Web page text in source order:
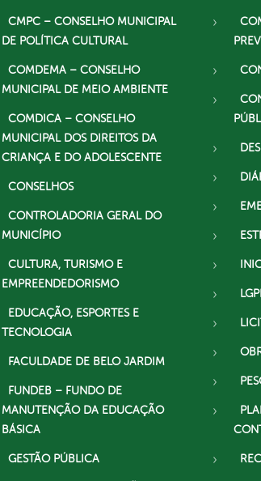
CMPC – CONSELHO MUNICIPAL
DE POLÍTICA CULTURAL
COMDEMA – CONSELHO
MUNICIPAL DE MEIO AMBIENTE
COMDICA – CONSELHO
MUNICIPAL DOS DIREITOS DA
CRIANÇA E DO ADOLESCENTE
CONSELHOS
CONTROLADORIA GERAL DO
MUNICÍPIO
CULTURA, TURISMO E
EMPREENDEDORISMO
EDUCAÇÃO, ESPORTES E
TECNOLOGIA
FACULDADE DE BELO JARDIM
FUNDEB – FUNDO DE
MANUTENÇÃO DA EDUCAÇÃO
BÁSICA
GESTÃO PÚBLICA